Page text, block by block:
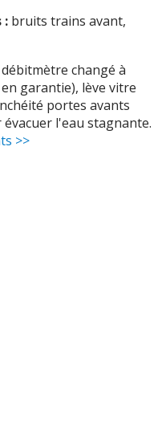
: bruits trains avant,
débitmètre changé à
garantie), lève vitre
portes avants
l'eau stagnante.
>>